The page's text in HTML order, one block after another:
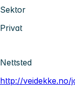
Sektor
Privat
Nettsted
http://veidekke.no/